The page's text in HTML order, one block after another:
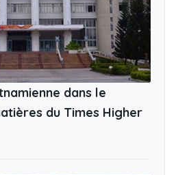
dans le
du Times Higher